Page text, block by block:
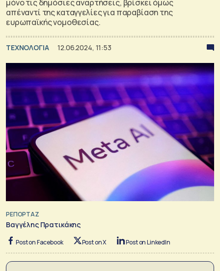
μόνο τις δημόσιες αναρτήσεις, βρίσκει όμως
απέναντί της καταγγελίες για παραβίαση της
ευρωπαϊκής νομοθεσίας.
ΤΕΧΝΟΛΟΓΙΑ 12.06.2024, 11:53
ΡΕΠΟΡΤΑΖ
Βαγγέλης Πρατικάκης
Post on Facebook Post on X Post on LinkedIn